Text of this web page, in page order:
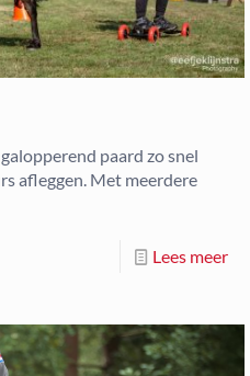
paard zo snel
afleggen. Met meerdere
Lees meer